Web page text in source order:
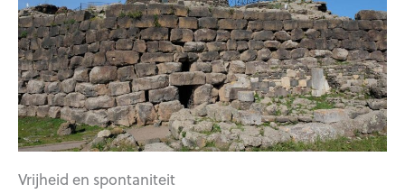
Vrijheid en spontaniteit